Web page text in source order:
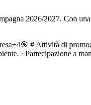
2026/2027. Con
+4🎯 # Attività di
· Partecipazione a